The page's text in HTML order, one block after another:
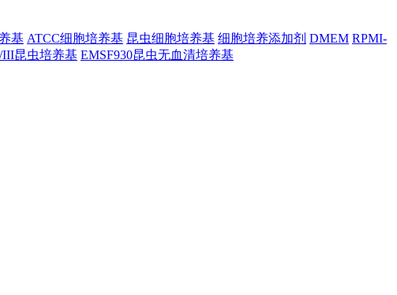
基 ATCC细胞培养基 昆虫细胞培养基 细胞培养添加剂 DMEM RPMI-
III昆虫培养基 EMSF930昆虫无血清培养基